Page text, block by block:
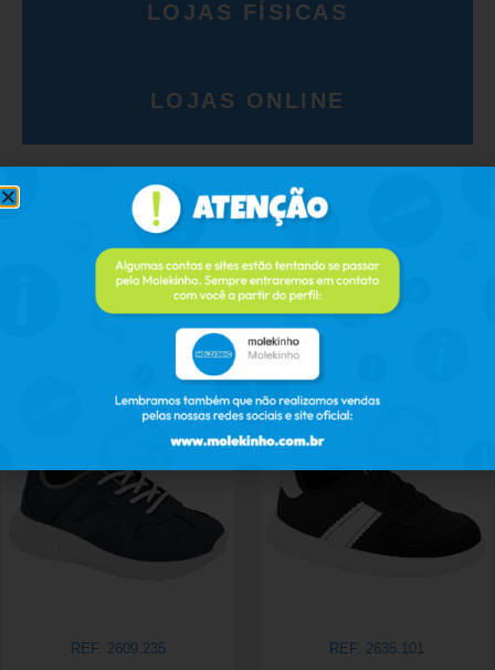
LOJAS FÍSICAS
LOJAS ONLINE
PRODUTOS RELACIONADOS
REF. 2609.235 REF. 2635.101